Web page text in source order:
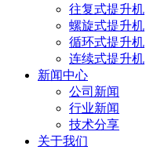
往复式提升机
螺旋式提升机
循环式提升机
连续式提升机
新闻中心
公司新闻
行业新闻
技术分享
关于我们